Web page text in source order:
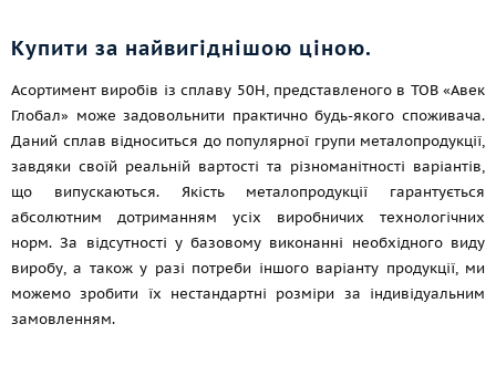
Купити за найвигіднішою ціною.
Асортимент виробів із сплаву 50Н, представленого в ТОВ «Авек
Глобал» може задовольнити практично будь-якого споживача.
Даний сплав відноситься до популярної групи металопродукції,
завдяки своїй реальній вартості та різноманітності варіантів,
що випускаються. Якість металопродукції гарантується
абсолютним дотриманням усіх виробничих технологічних
норм. За відсутності у базовому виконанні необхідного виду
виробу, а також у разі потреби іншого варіанту продукції, ми
можемо зробити їх нестандартні розміри за індивідуальним
замовленням.